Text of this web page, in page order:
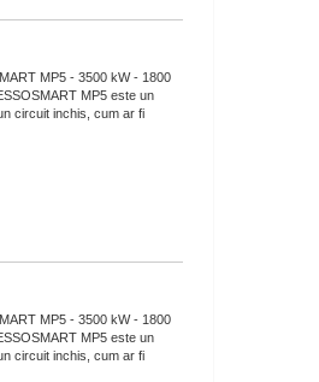
MP5 - 3500 kW - 1800
MP5 este un
circuit inchis, cum ar fi
MP5 - 3500 kW - 1800
MP5 este un
circuit inchis, cum ar fi